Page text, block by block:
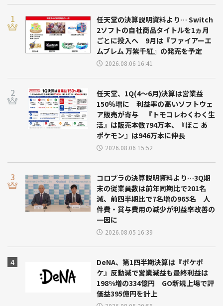
任天堂の決算説明資料より… Switch
2ソフトの自社商品タイトルを1ヵ月
ごとに投入へ 9月は『ファイアーエ
ムブレム 万紫千紅』の発売を予定
2026.08.06 16:41
任天堂、1Q(4～6月)決算は営業益
150％増に 利益率の高いソフトウェ
ア販売が寄与 『トモコレわくわく生
活』は販売本数794万本、『ぽこ あ
ポケモン』は946万本に伸長
2026.08.06 15:52
コロプラの決算説明資料より…3Q期
末の従業員数は前年同期比で201名
減、前四半期比で7名増の965名 人
件費・賞与費用の減少が利益率改善の
一因に
2026.08.05 16:39
DeNA、第1四半期決算は『ポケポ
ケ』反動減で営業減益も最終利益は
198%増の334億円 GO新規上場で評
価益395億円を計上